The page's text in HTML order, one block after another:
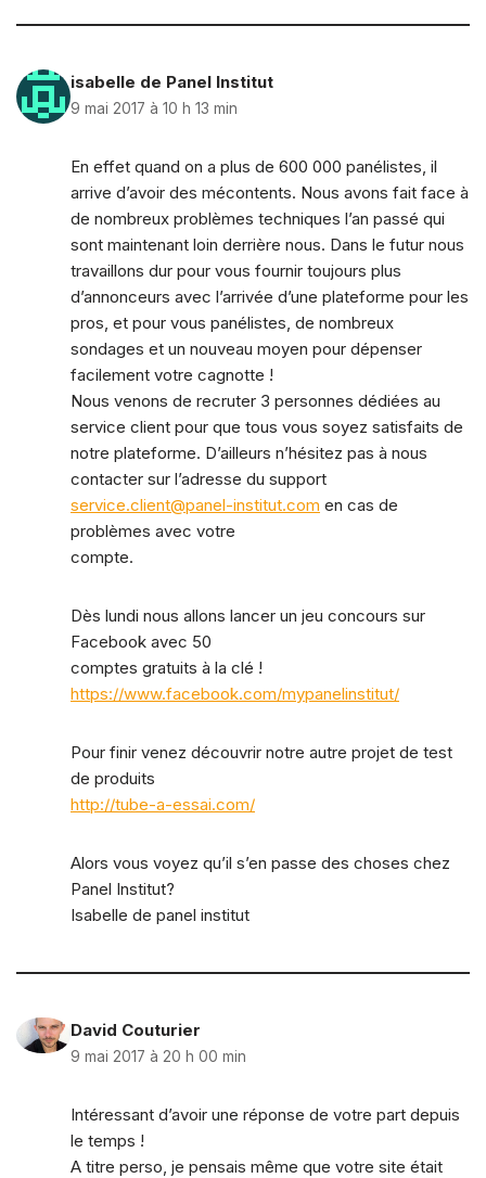
isabelle de Panel Institut
9 mai 2017 à 10 h 13 min
En effet quand on a plus de 600 000 panélistes, il
arrive d’avoir des mécontents. Nous avons fait face à
de nombreux problèmes techniques l’an passé qui
sont maintenant loin derrière nous. Dans le futur nous
travaillons dur pour vous fournir toujours plus
d’annonceurs avec l’arrivée d’une plateforme pour les
pros, et pour vous panélistes, de nombreux
sondages et un nouveau moyen pour dépenser
facilement votre cagnotte !
Nous venons de recruter 3 personnes dédiées au
service client pour que tous vous soyez satisfaits de
notre plateforme. D’ailleurs n’hésitez pas à nous
contacter sur l’adresse du support
service.client@panel-institut.com en cas de
problèmes avec votre
compte.
Dès lundi nous allons lancer un jeu concours sur
Facebook avec 50
comptes gratuits à la clé !
https://www.facebook.com/mypanelinstitut/
Pour finir venez découvrir notre autre projet de test
de produits
http://tube-a-essai.com/
Alors vous voyez qu’il s’en passe des choses chez
Panel Institut?
Isabelle de panel institut
David Couturier
9 mai 2017 à 20 h 00 min
Intéressant d’avoir une réponse de votre part depuis
le temps !
A titre perso, je pensais même que votre site était